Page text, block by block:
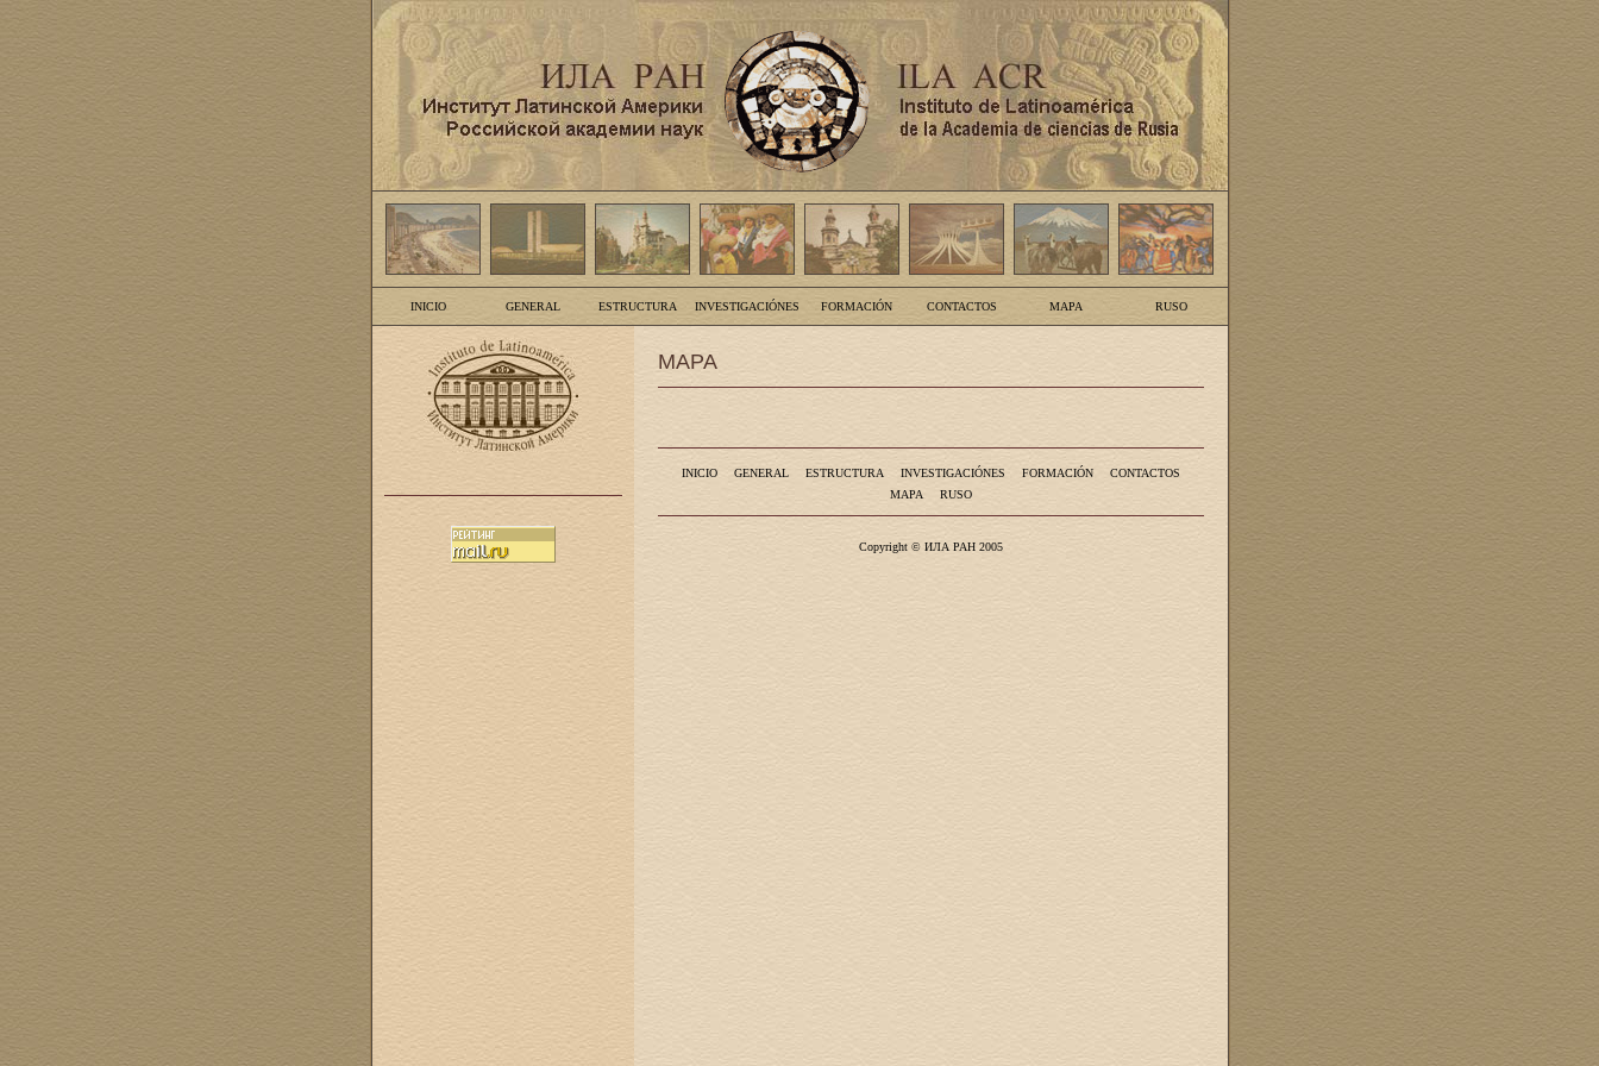
INICIO GENERAL ESTRUCTURA INVESTIGACIÓNES FORMACIÓN CONTACTOS MAPA RUSO
MAPA
INICIO GENERAL ESTRUCTURA INVESTIGACIÓNES FORMACIÓN
CONTACTOS
MAPA
RUSO
Copyright © ИЛА РАН 2005